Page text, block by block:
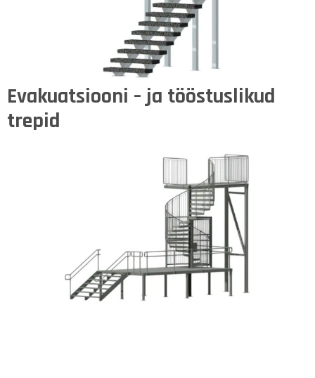
Evakuatsiooni – ja tööstuslikud
trepid